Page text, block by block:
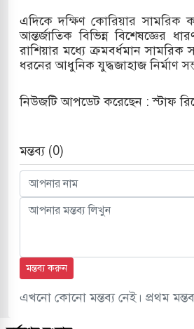
এদিকে দক্ষিণ কোরিয়ার সামরিক
আন্তর্জাতিক বিভিন্ন বিশেষজ্ঞের
রাশিয়ার মধ্যে ক্রমবর্ধমান
ধরনের আধুনিক যুদ্ধজাহাজ নির্মাণ
নিউজটি আপডেট করেছেন : স্টাফ
মন্তব্য (0)
মন্তব্য করুন
এখনো কোনো মন্তব্য নেই। প্রথম